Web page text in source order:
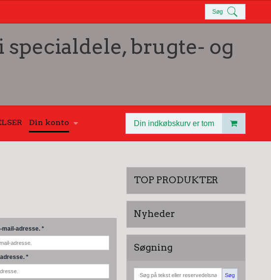
Søg
brugte- og
Din konto Din indkøbskurv er tom
mail-adresse. *
*
TOP PRODUKTER
Nyheder
Søgning
Søg